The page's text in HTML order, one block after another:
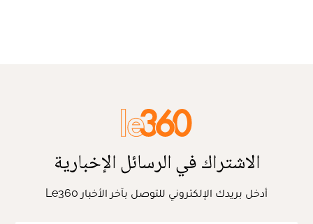
الاشتراك في الرسائل الإخبارية
أدخل بريدك الإلكتروني للتوصل بآخر الأخبار Le360